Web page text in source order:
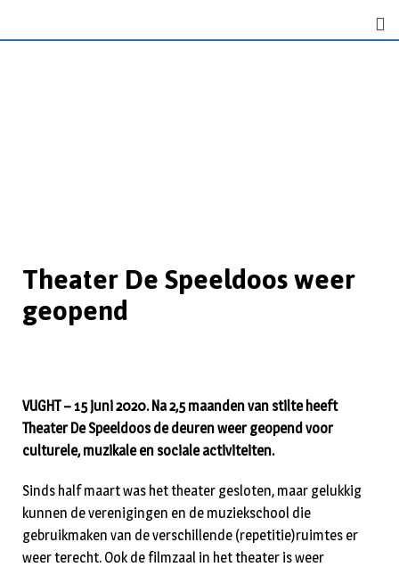
Theater De Speeldoos weer
geopend
VUGHT – 15 juni 2020. Na 2,5 maanden van stilte heeft
Theater De Speeldoos de deuren weer geopend voor
culturele, muzikale en sociale activiteiten.
Sinds half maart was het theater gesloten, maar gelukkig
kunnen de verenigingen en de muziekschool die
gebruikmaken van de verschillende (repetitie)ruimtes er
weer terecht. Ook de filmzaal in het theater is weer